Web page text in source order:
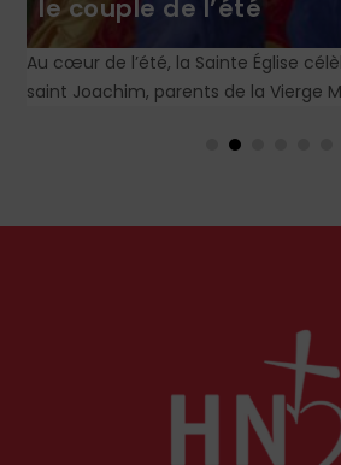
le couple de l’été
Au cœur de l’été, la Sainte Église
saint Joachim, parents de la Vierge
chrétien, aussi bien en Orient qu’en